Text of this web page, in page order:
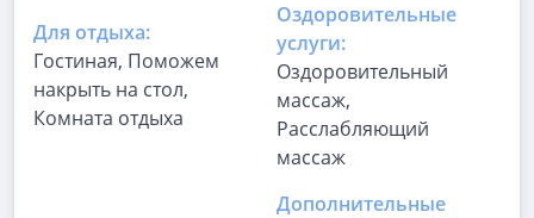
Для отдыха:
Гостиная, Поможем
накрыть на стол,
Комната отдыха
Оздоровительные
услуги:
Оздоровительный
массаж,
Расслабляющий
массаж
Дополнительные